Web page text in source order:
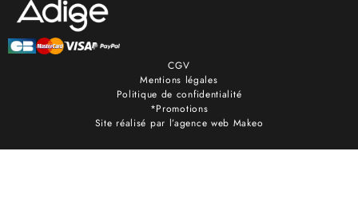
CGV
Mentions légales
Politique de confidentialité
*Promotions
Site réalisé par l’agence web Makeo